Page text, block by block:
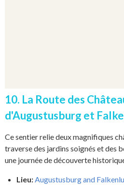
10. La Route des
d'Augustusburg et
Ce sentier relie deux magnifiques
traverse des jardins soignés et des
une journée de découverte
Lieu: Augustusburg and